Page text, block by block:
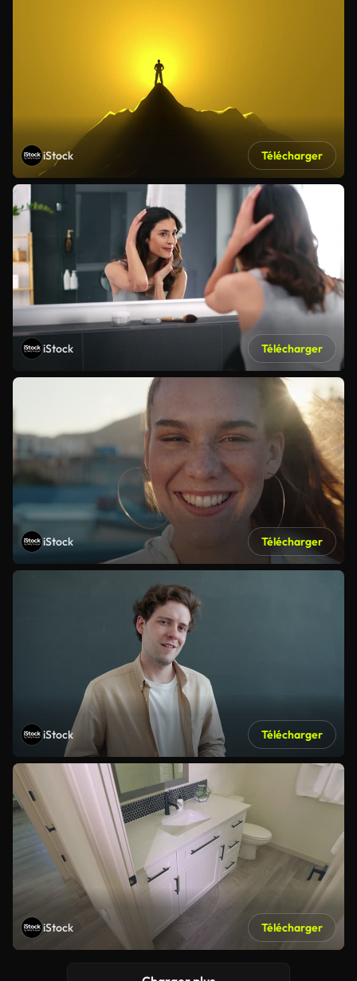
iStock Télécharger
iStock Télécharger
iStock Télécharger
iStock Télécharger
iStock Télécharger